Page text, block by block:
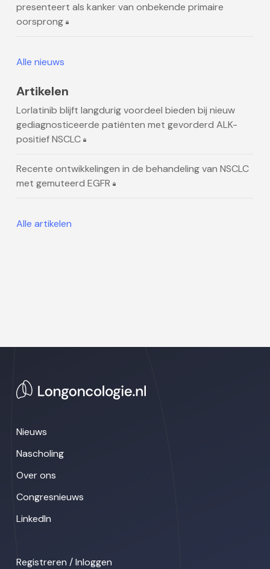
presenteert als kanker van onbekende primaire
oorsprong
Alle nieuws
Artikelen
Lorlatinib blijft langdurig voordeel bieden bij nieuw
gediagnosticeerde patiënten met gevorderd ALK-
positief NSCLC
Recente ontwikkelingen in de behandeling van NSCLC
met gemuteerd EGFR
Alle artikelen
Nieuws
Nascholing
Over ons
Congresnieuws
LinkedIn
Registreren / Inloggen